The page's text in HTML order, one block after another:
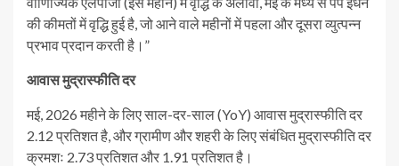
की कीमतों में वृद्धि हुई है, जो आने वाले महीनों में पहला और दूसरा व्युत्पन्न
प्रभाव प्रदान करती है।”
आवास मुद्रास्फीति दर
मई, 2026 महीने के लिए साल-दर-साल (YoY) आवास मुद्रास्फीति दर
2.12 प्रतिशत है, और ग्रामीण और शहरी के लिए संबंधित मुद्रास्फीति दर
क्रमशः 2.73 प्रतिशत और 1.91 प्रतिशत है।